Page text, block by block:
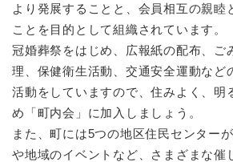
より発展することと、会員相互の親睦
ことを目的として組織されています。
冠婚葬祭をはじめ、広報紙の配布、ご
理、保健衛生活動、交通安全運動など
活動をしていますので、住みよく、明
め「町内会」に加入しましょう。
また、町には5つの地区住民センター
や地域のイベントなど、さまざまな催